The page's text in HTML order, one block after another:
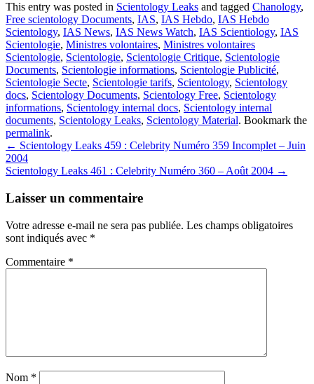
This entry was posted in Scientology Leaks and tagged Chanology,
Free scientology Documents, IAS, IAS Hebdo, IAS Hebdo
Scientology, IAS News, IAS News Watch, IAS Scientiology, IAS
Scientologie, Ministres volontaires, Ministres volontaires
Scientologie, Scientologie, Scientologie Critique, Scientologie
Documents, Scientologie informations, Scientologie Publicité,
Scientologie Secte, Scientologie tarifs, Scientology, Scientology
docs, Scientology Documents, Scientology Free, Scientology
informations, Scientology internal docs, Scientology internal
documents, Scientology Leaks, Scientology Material. Bookmark the
permalink.
Post
navigation
← Scientology Leaks 459 : Celebrity Numéro 359 Incomplet – Juin
2004
Scientology Leaks 461 : Celebrity Numéro 360 – Août 2004 →
Laisser un commentaire
Votre adresse e-mail ne sera pas publiée. Les champs obligatoires
sont indiqués avec *
Commentaire *
Nom *